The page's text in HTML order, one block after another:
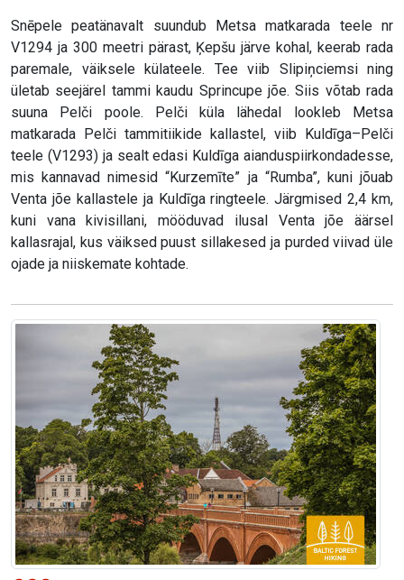
Snēpele peatänavalt suundub Metsa matkarada teele nr
V1294 ja 300 meetri pärast, Ķepšu järve kohal, keerab rada
paremale, väiksele külateele. Tee viib Slipiņciemsi ning
ületab seejärel tammi kaudu Sprincupe jõe. Siis võtab rada
suuna Pelči poole. Pelči küla lähedal lookleb Metsa
matkarada Pelči tammitiikide kallastel, viib Kuldīga–Pelči
teele (V1293) ja sealt edasi Kuldīga aianduspiirkondadesse,
mis kannavad nimesid “Kurzemīte” ja “Rumba”, kuni jõuab
Venta jõe kallastele ja Kuldīga ringteele. Järgmised 2,4 km,
kuni vana kivisillani, mööduvad ilusal Venta jõe äärsel
kallasrajal, kus väiksed puust sillakesed ja purded viivad üle
ojade ja niiskemate kohtade.